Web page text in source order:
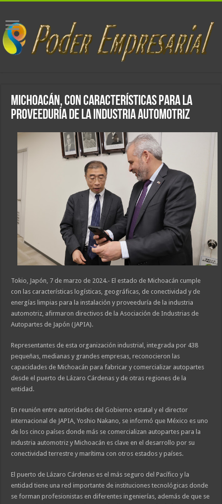
Michoacán, con características para la
proveeduría de la industria automotriz
Tokio, Japón, 7 de marzo de 2024.- El estado de Michoacán cumple
con las características logísticas, geográficas, de conectividad y de
energías limpias para la instalación y proveeduría de la industria
automotriz, afirmaron directivos de la Asociación de Industrias de
Autopartes de Japón (JAPIA).
Representantes de esta organización industrial, integrada por 438
pequeñas, medianas y grandes empresas, reconocieron las
capacidades de Michoacán para fabricar y comercializar autopartes
desde el puerto de Lázaro Cárdenas y de otras regiones de la
entidad.
En reunión entre autoridades del Gobierno estatal y el director
internacional de JAPIA, Yoshio Nakano, se informó que México es uno
de los cinco países donde más se comercializan autopartes para la
industria automotriz y Michoacán es clave en el desarrollo por su
conectividad terrestre y marítima con otros estados y países.
El puerto de Lázaro Cárdenas es el más seguro del Pacífico y la
entidad tiene una red importante de instituciones tecnológicas donde
se forman profesionistas en diferentes ingenierías, además de que se